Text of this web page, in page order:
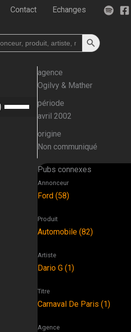
Contact Echanges
Search Button
augmenter
agence
Ogilvy & Mather
période
avril 2002
origine
Non communiqué
Pubs connexes
Annonceur
Ford (58)
Produit
Automobile (82)
Artiste
Dario G (1)
Titre
Carnaval De Paris (1)
Agence